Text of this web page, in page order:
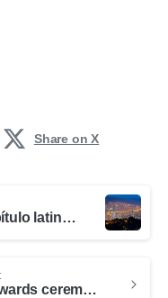
Share on X
Travel Video Awards, capítulo latinoamérica, en Medellín
Latam Travel Video Awards ceremony was held in Medellín